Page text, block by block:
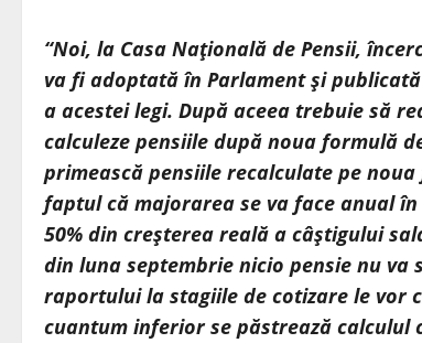
“Noi, la Casa Naţională de Pensii,
va fi adoptată în Parlament şi
a acestei legi. După aceea trebuie să
calculeze pensiile după noua formulă
primească pensiile recalculate pe
faptul că majorarea se va face anual
50% din creşterea reală a câştigului
din luna septembrie nicio pensie nu va
raportului la stagiile de cotizare le vor
cuantum inferior se păstrează